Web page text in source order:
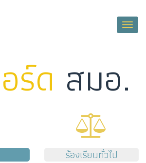
Toggle
ร์ด สมอ.
ร้องเรียนทั่วไป